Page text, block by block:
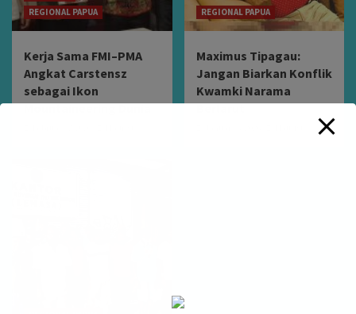
REGIONAL PAPUA
Kerja Sama FMI–PMA
Angkat Carstensz
sebagai Ikon
Mountaineering Dunia
REGIONAL PAPUA
Maximus Tipagau:
Jangan Biarkan Konflik
Kwamki Narama
Berlarut